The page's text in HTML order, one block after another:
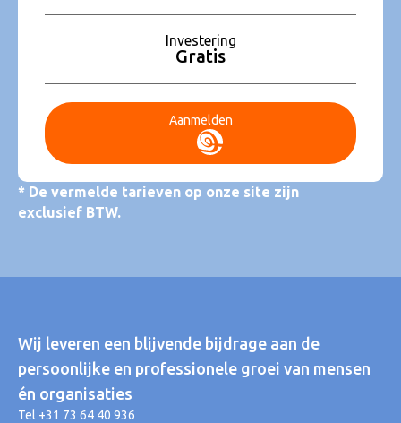
Investering
Gratis
Aanmelden
* De vermelde tarieven op onze site zijn
exclusief BTW.
Wij leveren een blijvende bijdrage aan de
persoonlijke en professionele groei van mensen
én organisaties
Tel +31 73 64 40 936